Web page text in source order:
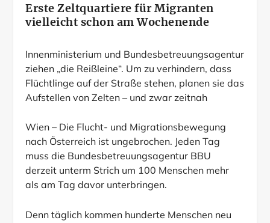
Erste Zeltquartiere für Migranten
vielleicht schon am Wochenende
Innenministerium und Bundesbetreuungsagentur
ziehen „die Reißleine“. Um zu verhindern, dass
Flüchtlinge auf der Straße stehen, planen sie das
Aufstellen von Zelten – und zwar zeitnah
Wien – Die Flucht- und Migrationsbewegung
nach Österreich ist ungebrochen. Jeden Tag
muss die Bundesbetreuungsagentur BBU
derzeit unterm Strich um 100 Menschen mehr
als am Tag davor unterbringen.
Denn täglich kommen hunderte Menschen neu